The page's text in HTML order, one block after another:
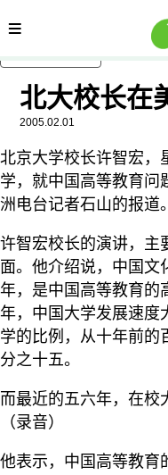
内容分类
北大校长在
2005.02.01
北京大学校长许智宏，
学，就中国高等教育问
洲电台记者石山的报道。
许智宏校长的演讲，主
面。他介绍说，中国文
年，是中国高等教育的
年，中国大学发展速度
学的比例，从十年前的
分之十五。
而最近的五六年，在校
（录音）
他表示，中国高等教育